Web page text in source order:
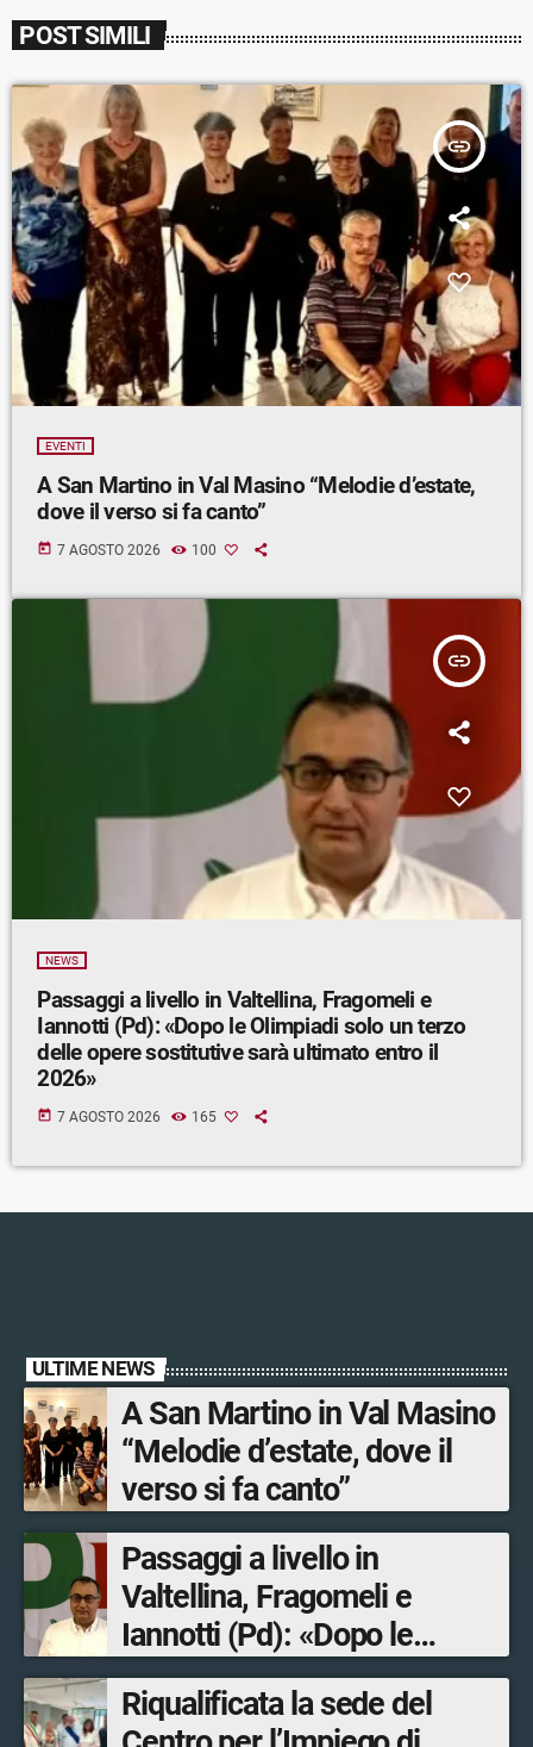
POST SIMILI
insert_link
EVENTI
A San Martino in Val Masino “Melodie d’estate,
dove il verso si fa canto”
today 7 AGOSTO 2026 100
insert_link
NEWS
Passaggi a livello in Valtellina, Fragomeli e
Iannotti (Pd): «Dopo le Olimpiadi solo un terzo
delle opere sostitutive sarà ultimato entro il
2026»
today 7 AGOSTO 2026 165
ULTIME NEWS
A San Martino in Val Masino
“Melodie d’estate, dove il
verso si fa canto”
Passaggi a livello in
Valtellina, Fragomeli e
Iannotti (Pd): «Dopo le
Olimpiadi solo un terzo delle
opere sostitutive sarà
Riqualificata la sede del